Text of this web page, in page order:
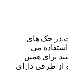
جک های
می
برای همین
طرفی دارای